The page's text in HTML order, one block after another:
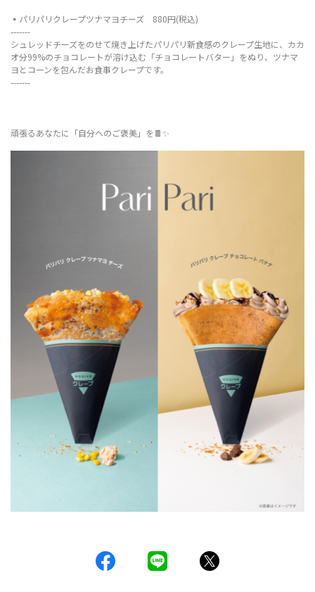
▪️パリパリクレープツナマヨチーズ 880円(税込)
-------
シュレッドチーズをのせて焼き上げたパリパリ新食感のクレープ生地に、カカ
オ分99%のチョコレートが溶け込む「チョコレートバター」をぬり、ツナマ
ヨとコーンを包んだお食事クレープです。
-------
頑張るあなたに「自分へのご褒美」を🍫✨